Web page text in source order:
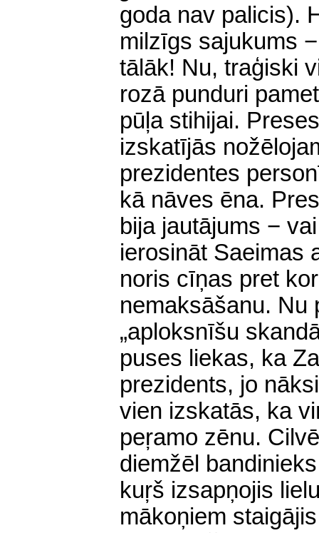
goda nav palicis).
milzīgs sajukums
tālāk! Nu, traģiski
rozā punduri
pūļa stihijai.
izskatījās
prezidentes
kā nāves ēna.
bija jautājums −
ierosināt Saeimas
noris cīņas pret
nemaksāšanu. Nu
„aploksnīšu
puses liekas, ka
prezidents, jo
vien izskatās, ka
peŗamo zēnu.
diemžēl
kuŗš izsapņojis
mākoņiem